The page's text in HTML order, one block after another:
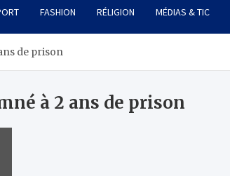
FASHION RÉLIGION MÉDIAS & TIC
de prison
à 2 ans de prison